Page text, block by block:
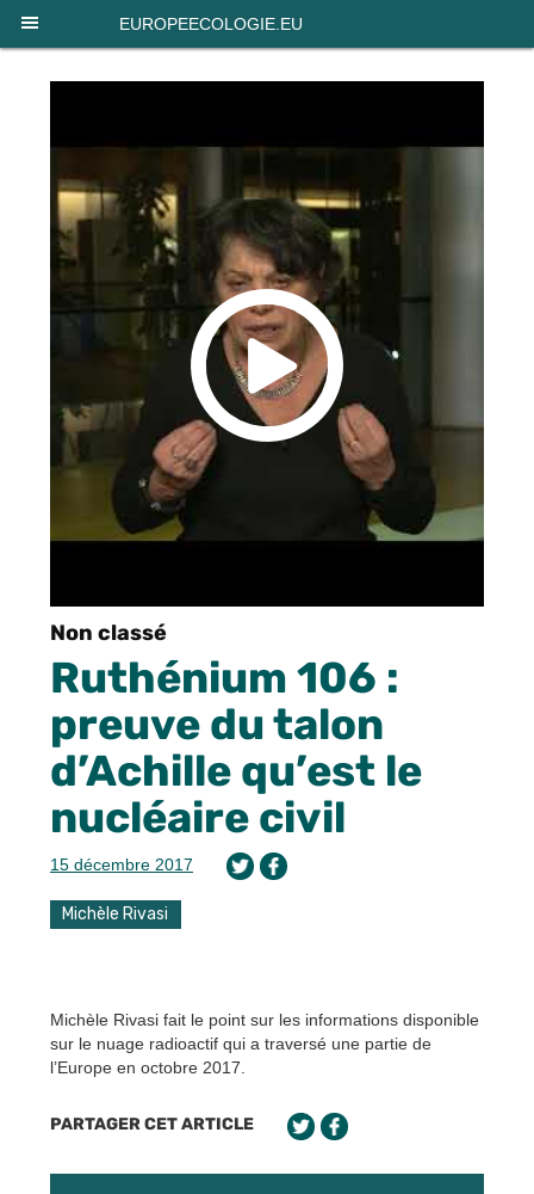
EUROPEECOLOGIE.EU
Non classé
Ruthénium 106 :
preuve du talon
d’Achille qu’est le
nucléaire civil
15 décembre 2017
Michèle Rivasi
Michèle Rivasi fait le point sur les informations disponible
sur le nuage radioactif qui a traversé une partie de
l’Europe en octobre 2017.
PARTAGER CET ARTICLE